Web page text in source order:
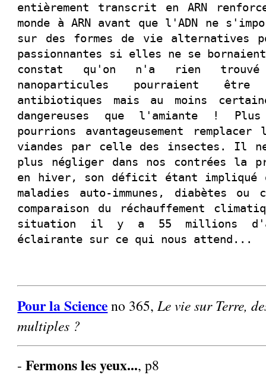
entièrement transcrit en ARN
monde à ARN avant que l'ADN ne
sur des formes de vie alternatives
passionnantes si elles ne se
constat qu'on n'a rien
nanoparticules pourraient être
antibiotiques mais au moins
dangereuses que l'amiante !
pourrions avantageusement remplacer
viandes par celle des insectes. Il
plus négliger dans nos contrées la
en hiver, son déficit étant impliqué
maladies auto-immunes, diabètes
comparaison du réchauffement
situation il y a 55 millions
éclairante sur ce qui nous attend...
Pour la Scienceno 365,Le vie sur Terre,
multiples ?
-Fermons les yeux..., p8